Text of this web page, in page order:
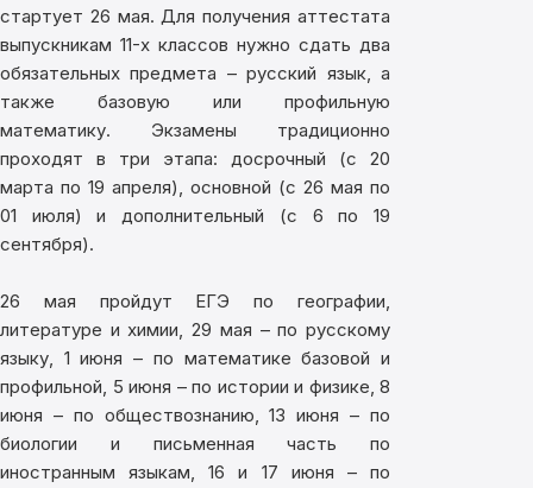
стартует 26 мая. Для получения аттестата
выпускникам 11-х классов нужно сдать два
обязательных предмета – русский язык, а
также базовую или профильную
математику. Экзамены традиционно
проходят в три этапа: досрочный (с 20
марта по 19 апреля), основной (с 26 мая по
01 июля) и дополнительный (с 6 по 19
сентября).
26 мая пройдут ЕГЭ по географии,
литературе и химии, 29 мая – по русскому
языку, 1 июня – по математике базовой и
профильной, 5 июня – по истории и физике, 8
июня – по обществознанию, 13 июня – по
биологии и письменная часть по
иностранным языкам, 16 и 17 июня – по